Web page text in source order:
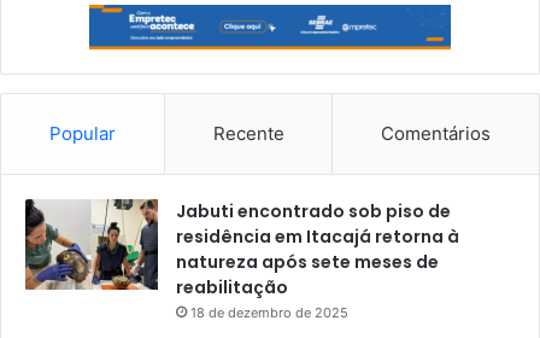
Popular Recente Comentários
Jabuti encontrado sob piso de
residência em Itacajá retorna à
natureza após sete meses de
reabilitação
18 de dezembro de 2025